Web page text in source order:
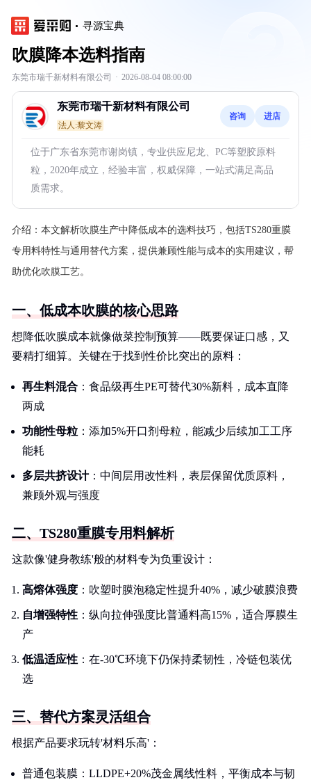
寻源宝典
吹膜降本选料指南
东莞市瑞千新材料有限公司 · 2026-08-04 08:00:00
东莞市瑞千新材料有限公司
法人:黎文涛
咨询 进店
位于广东省东莞市谢岗镇，专业供应尼龙、PC等塑胶原料
粒，2020年成立，经验丰富，权威保障，一站式满足高品
质需求。
介绍： 本文解析吹膜生产中降低成本的选料技巧，包括TS280重膜
专用料特性与通用替代方案，提供兼顾性能与成本的实用建议，帮
助优化吹膜工艺。
一、低成本吹膜的核心思路
想降低吹膜成本就像做菜控制预算——既要保证口感，又
要精打细算。关键在于找到性价比突出的原料：
再生料混合 ：食品级再生PE可替代30%新料，成本直降
两成
功能性母粒 ：添加5%开口剂母粒，能减少后续加工工序
能耗
多层共挤设计：中间层用改性料，表层保留优质原料，
兼顾外观与强度
二、TS280重膜专用料解析
这款像'健身教练'般的材料专为负重设计：
高熔体强度 ：吹塑时膜泡稳定性提升40%，减少破膜浪费
自增强特性 ：纵向拉伸强度比普通料高15%，适合厚膜生
产
低温适应性 ：在-30℃环境下仍保持柔韧性，冷链包装优
选
三、替代方案灵活组合
根据产品要求玩转'材料乐高'：
普通包装膜：LLDPE+20%茂金属线性料，平衡成本与韧